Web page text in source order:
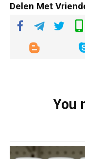
Delen Met
You